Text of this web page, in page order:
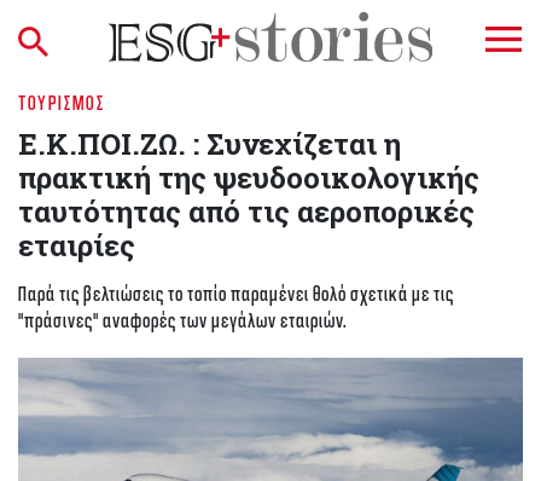
ΤΟΥΡΙΣΜΌΣ
Ε.Κ.ΠΟΙ.ΖΩ. : Συνεχίζεται η
πρακτική της ψευδοοικολογικής
ταυτότητας από τις αεροπορικές
εταιρίες
Παρά τις βελτιώσεις το τοπίο παραμένει θολό σχετικά με τις
"πράσινες" αναφορές των μεγάλων εταιριών.